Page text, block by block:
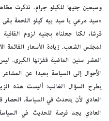
«سيد مرعي يا سيد بيه كيلو اللحمة
قرشا، لكنا جعلناه بجنيه لزوم
لمجلس الشعب. زيادة الأسعار القائمة
العشر سنين الماضية قفزتها الكبرى.
الأحوال إلى السياسة بعيدا عن
يطرح السؤال الغائب: أليست هذه
العادي لأن يتحدث في السياسة. الحصار
العادي يجد فرصة للحديث في